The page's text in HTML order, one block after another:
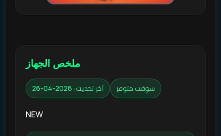
ملخص الجهاز
آخر تحديث: 2026-04-26 سوفت متوفر
NEW